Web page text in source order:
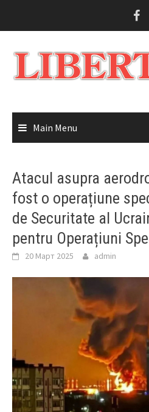
Main Menu
Atacul asupra
fost o operațiune
de Securitate al
pentru Operațiuni
20 Март 2025 admin